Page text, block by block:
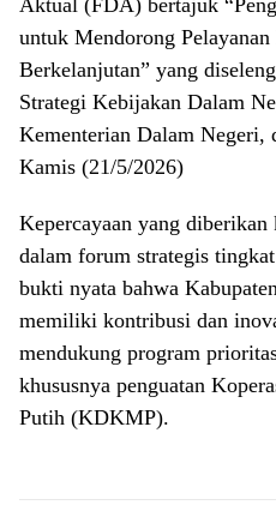
Aktual (FDA) bertajuk
untuk Mendorong
Berkelanjutan” yang
Strategi Kebijakan Dalam
Kementerian Dalam Negeri,
Kamis (21/5/2026)
Kepercayaan yang
dalam forum strategis
bukti nyata bahwa
memiliki kontribusi dan
mendukung program
khususnya penguatan
Putih (KDKMP).